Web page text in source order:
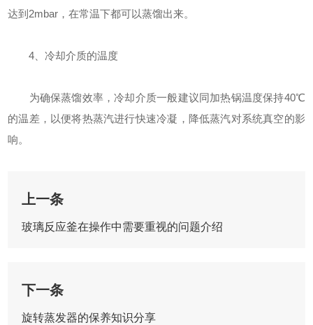
达到2mbar，在常温下都可以蒸馏出来。
4、冷却介质的温度
为确保蒸馏效率，冷却介质一般建议同加热锅温度保持40℃
的温差，以便将热蒸汽进行快速冷凝，降低蒸汽对系统真空的影
响。
上一条
玻璃反应釜在操作中需要重视的问题介绍
下一条
旋转蒸发器的保养知识分享